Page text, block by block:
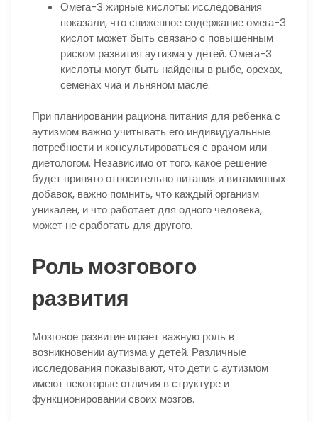
Омега-3 жирные кислоты: исследования
показали, что сниженное содержание омега-3
кислот может быть связано с повышенным
риском развития аутизма у детей. Омега-3
кислоты могут быть найдены в рыбе, орехах,
семенах чиа и льняном масле.
При планировании рациона питания для ребенка с
аутизмом важно учитывать его индивидуальные
потребности и консультироваться с врачом или
диетологом. Независимо от того, какое решение
будет принято относительно питания и витаминных
добавок, важно помнить, что каждый организм
уникален, и что работает для одного человека,
может не сработать для другого.
Роль мозгового
развития
Мозговое развитие играет важную роль в
возникновении аутизма у детей. Различные
исследования показывают, что дети с аутизмом
имеют некоторые отличия в структуре и
функционировании своих мозгов.